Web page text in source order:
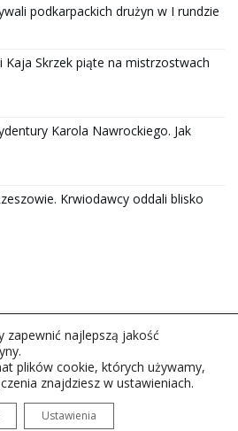
podkarpackich drużyn w I rundzie
Kaja Skrzek piąte na mistrzostwach
Karola Nawrockiego. Jak
Krwiodawcy oddali blisko
Rzeszów S.A. w likwidacj.
zapewnić najlepszą jakość
plików cookie, których używamy,
znajdziesz w ustawieniach.
Ustawienia